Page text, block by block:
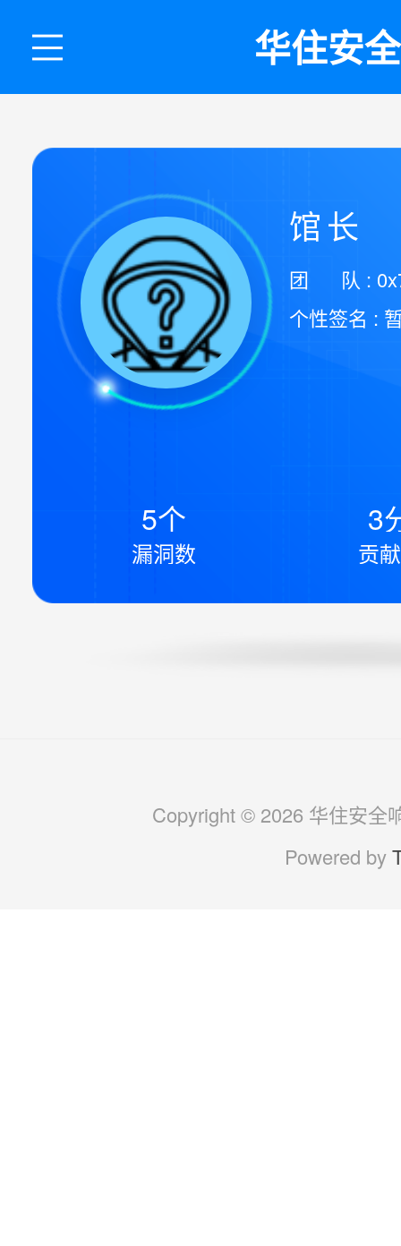
华住安
馆长
团 队 :
个性签名 :
5个
漏洞数
3
贡
Copyright © 2026 华住安全
Powered by